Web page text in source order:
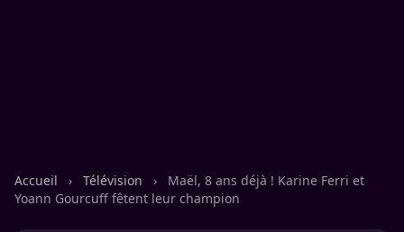
Accueil › Télévision ›
Maël, 8 ans déjà ! Karine Ferri et
Yoann Gourcuff fêtent leur champion